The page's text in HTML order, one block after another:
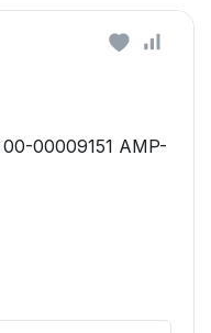
00009151 AMP-